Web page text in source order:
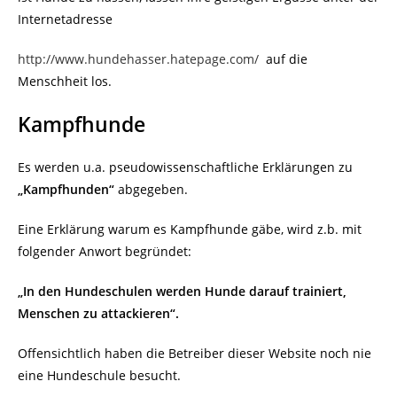
Internetadresse
http://www.hundehasser.hatepage.com/ auf die
Menschheit los.
Kampfhunde
Es werden u.a. pseudowissenschaftliche Erklärungen zu
„Kampfhunden“ abgegeben.
Eine Erklärung warum es Kampfhunde gäbe, wird z.b. mit
folgender Anwort begründet:
„In den Hundeschulen werden Hunde darauf trainiert,
Menschen zu attackieren“.
Offensichtlich haben die Betreiber dieser Website noch nie
eine Hundeschule besucht.